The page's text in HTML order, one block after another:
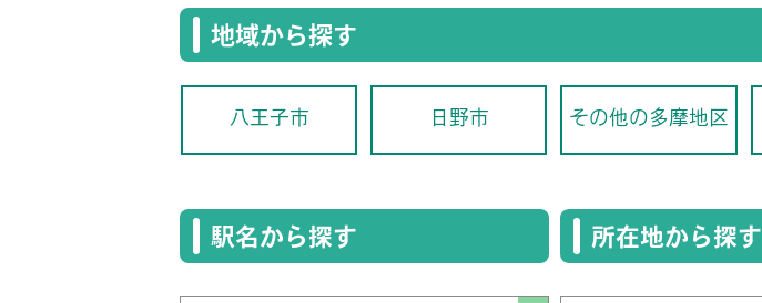
地域から探す
八王子市 日野市 その他の多摩地区
駅名から探す 所在地から探す